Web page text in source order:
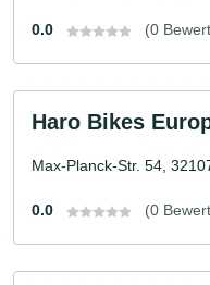
0.0 (0
Haro Bikes
Max-Planck-Str. 54,
0.0 (0